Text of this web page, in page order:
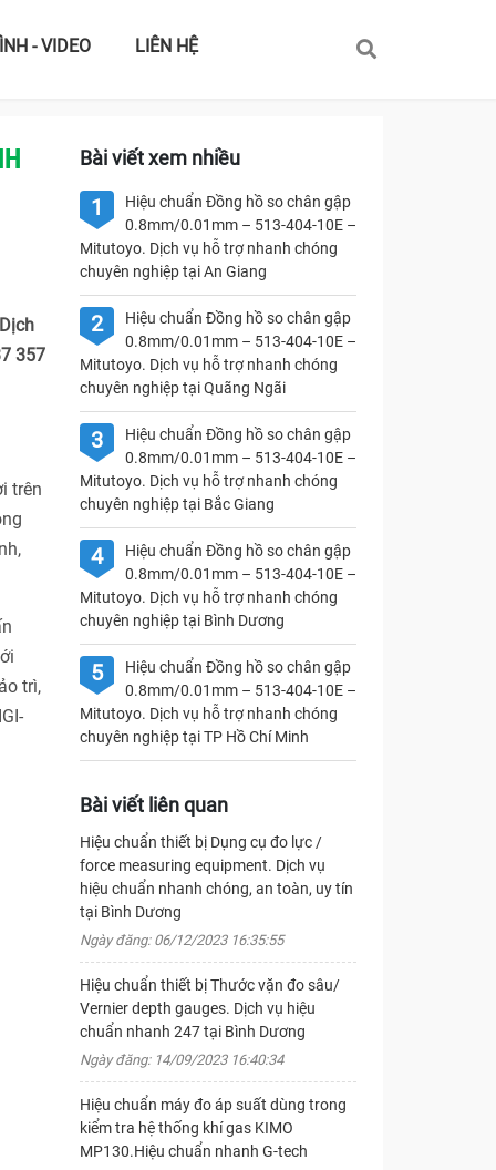
- VIDEO LIÊN HỆ
357
trên
trì,
Bài viết xem nhiều
1
Hiệu chuẩn Đồng hồ so chân gập
0.8mm/0.01mm – 513-404-10E –
Mitutoyo. Dịch vụ hỗ trợ nhanh chóng
chuyên nghiệp tại An Giang
2
Hiệu chuẩn Đồng hồ so chân gập
0.8mm/0.01mm – 513-404-10E –
Mitutoyo. Dịch vụ hỗ trợ nhanh chóng
chuyên nghiệp tại Quãng Ngãi
3
Hiệu chuẩn Đồng hồ so chân gập
0.8mm/0.01mm – 513-404-10E –
Mitutoyo. Dịch vụ hỗ trợ nhanh chóng
chuyên nghiệp tại Bắc Giang
4
Hiệu chuẩn Đồng hồ so chân gập
0.8mm/0.01mm – 513-404-10E –
Mitutoyo. Dịch vụ hỗ trợ nhanh chóng
chuyên nghiệp tại Bình Dương
5
Hiệu chuẩn Đồng hồ so chân gập
0.8mm/0.01mm – 513-404-10E –
Mitutoyo. Dịch vụ hỗ trợ nhanh chóng
chuyên nghiệp tại TP Hồ Chí Minh
Bài viết liên quan
Hiệu chuẩn thiết bị Dụng cụ đo lực /
force measuring equipment. Dịch vụ
hiệu chuẩn nhanh chóng, an toàn, uy tín
tại Bình Dương
Ngày đăng: 06/12/2023 16:35:55
Hiệu chuẩn thiết bị Thước vặn đo sâu/
Vernier depth gauges. Dịch vụ hiệu
chuẩn nhanh 247 tại Bình Dương
Ngày đăng: 14/09/2023 16:40:34
Hiệu chuẩn máy đo áp suất dùng trong
kiểm tra hệ thống khí gas KIMO
MP130.Hiệu chuẩn nhanh G-tech